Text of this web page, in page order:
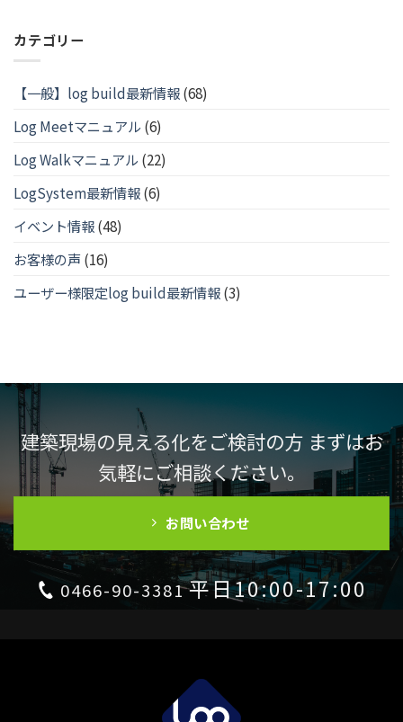
カテゴリー
【一般】log build最新情報(68)
Log Meetマニュアル(6)
Log Walkマニュアル(22)
LogSystem最新情報(6)
イベント情報(48)
お客様の声(16)
ユーザー様限定log build最新情報(3)
建築現場の見える化をご検討の方 まずはお
気軽にご相談ください。
お問い合わせ
0466-90-3381平日10:00-17:00